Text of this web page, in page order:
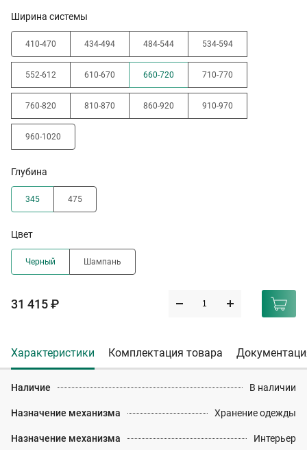
Ширина системы
410-470 434-494 484-544 534-594
552-612 610-670 660-720 710-770
760-820 810-870 860-920 910-970
960-1020
Глубина
345 475
Цвет
Черный Шампань
31 415 ₽
Характеристики Комплектация товара
Наличие В наличии
Назначение механизма Хранение одежды
Назначение механизма Интерьер